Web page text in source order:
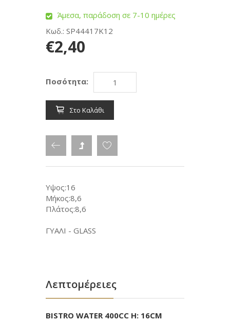
Άμεσα, παράδοση σε 7-10 ημέρες
Κωδ.: SP44417K12
€2,40
Ποσότητα:
Στο Καλάθι
Υψος:16
Μήκος:8,6
Πλάτος:8,6
ΓΥΑΛΙ - GLASS
Λεπτομέρειες
BISTRO WATER 400CC H: 16CM